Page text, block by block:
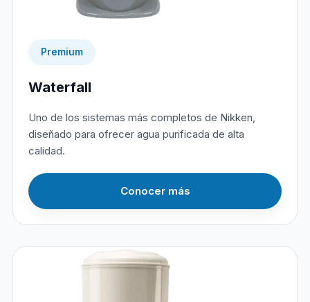
Premium
Waterfall
Uno de los sistemas más completos de Nikken,
diseñado para ofrecer agua purificada de alta
calidad.
Conocer más